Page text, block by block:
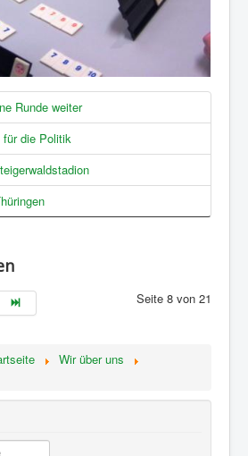
Runde weiter
die Politik
Seite 8 von 21
Wir über uns